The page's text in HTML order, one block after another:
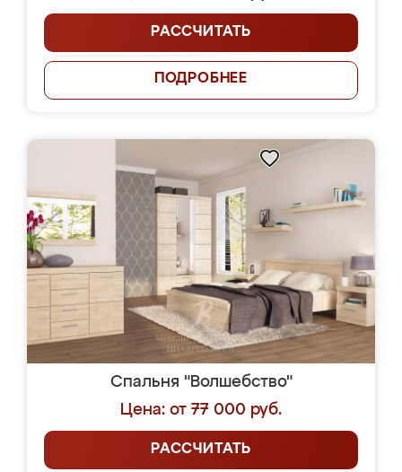
РАССЧИТАТЬ
ПОДРОБНЕЕ
Спальня "Волшебство"
Цена: от 77 000 руб.
РАССЧИТАТЬ